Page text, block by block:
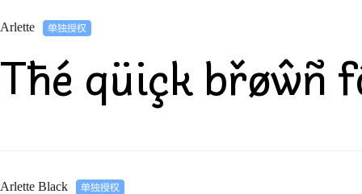
Arlette
Tħé qüiçk břøŵñ
Arlette Black